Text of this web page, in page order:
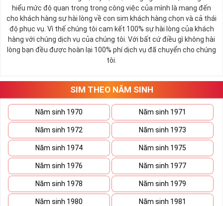
hiểu mức độ quan trọng trong công việc của mình là mang đến
cho khách hàng sự hài lòng về con sim khách hàng chọn và cả thái
độ phục vụ. Vì thế chúng tôi cam kết 100% sự hài lòng của khách
hàng với chúng dịch vụ của chúng tôi. Với bất cứ điều gì không hài
lòng bạn đều được hoàn lại 100% phí dịch vụ đã chuyển cho chúng
tôi.
SIM THEO NĂM SINH
Năm sinh 1970 Năm sinh 1971
Năm sinh 1972 Năm sinh 1973
Năm sinh 1974 Năm sinh 1975
Năm sinh 1976 Năm sinh 1977
Năm sinh 1978 Năm sinh 1979
Năm sinh 1980 Năm sinh 1981